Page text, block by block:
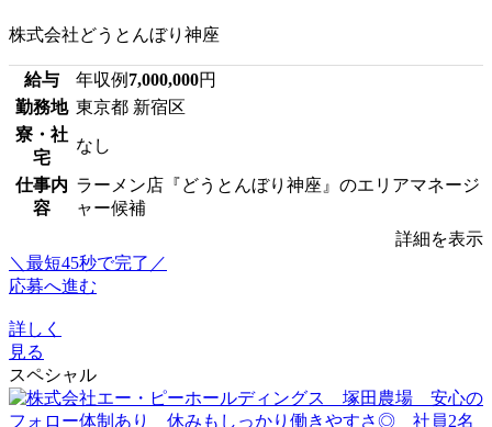
株式会社どうとんぼり神座
給与 年収例 7,000,000円
勤務地 東京都 新宿区
寮・社
宅
なし
仕事内
容
ラーメン店『どうとんぼり神座』のエリアマネージ
ャー候補
詳細を表示
＼最短45秒で完了／
応募へ進む
詳しく
見る
スペシャル